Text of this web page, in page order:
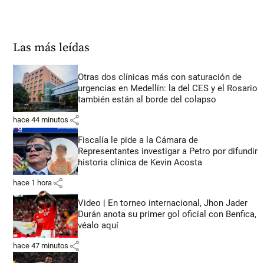
Las más leídas
Otras dos clínicas más con saturación de
urgencias en Medellín: la del CES y el Rosario
también están al borde del colapso
hace 44 minutos share
Fiscalía le pide a la Cámara de
Representantes investigar a Petro por difundir
historia clínica de Kevin Acosta
hace 1 hora share
Video | En torneo internacional, Jhon Jader
Durán anota su primer gol oficial con Benfica,
véalo aquí
hace 47 minutos share